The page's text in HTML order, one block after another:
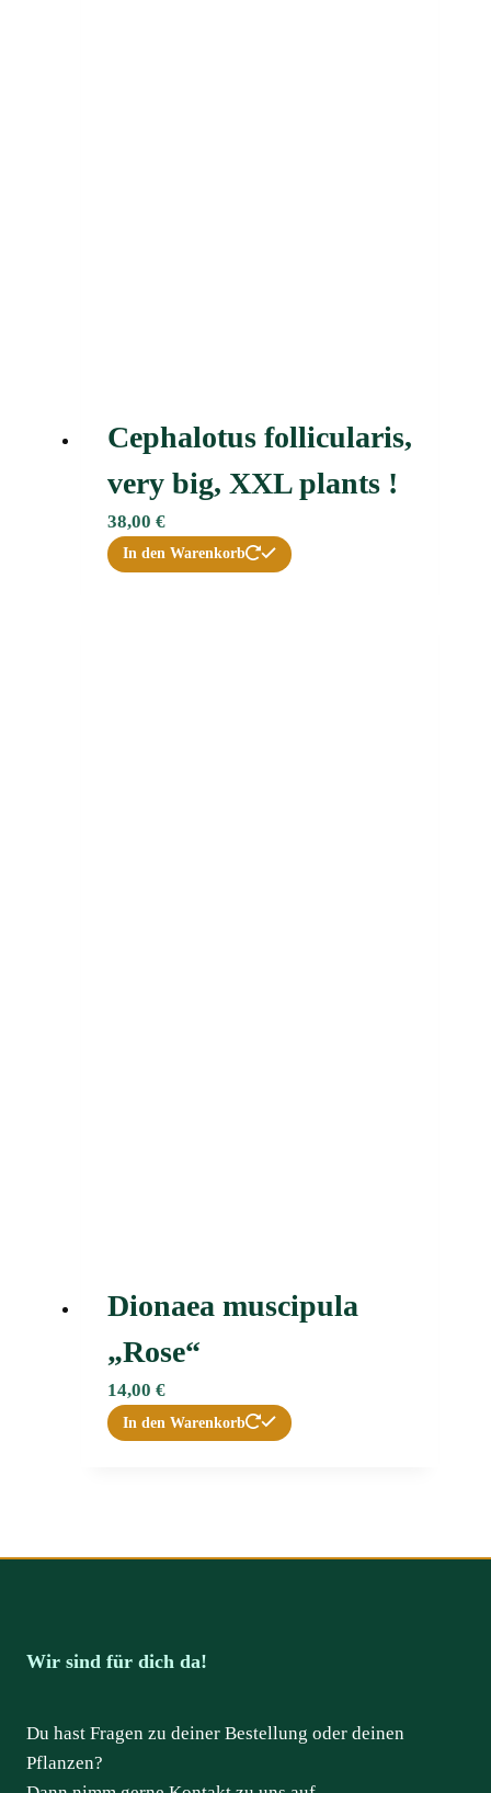
Cephalotus follicularis,
very big, XXL plants !
38,00 €
In den Warenkorb
Dionaea muscipula
„Rose“
14,00 €
In den Warenkorb
Wir sind für dich da!
Du hast Fragen zu deiner Bestellung oder deinen
Pflanzen?